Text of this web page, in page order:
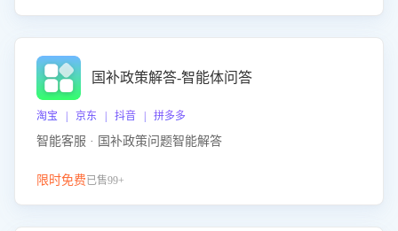
国补政策解答-智能体问答
淘宝 | 京东 | 抖音 | 拼多多
智能客服 · 国补政策问题智能解答
限时免费已售99+